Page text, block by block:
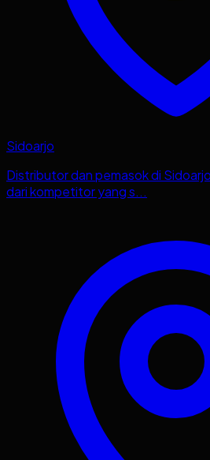
Sidoarjo
Distributor dan pemasok di
dari kompetitor yang s...